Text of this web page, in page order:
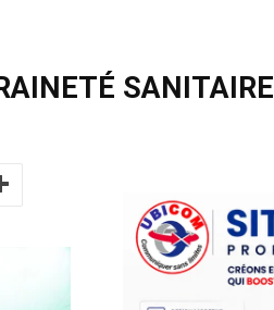
SANITAIRE